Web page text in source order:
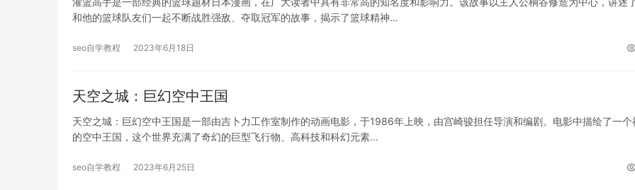
和他的篮球队友们一起不断战胜强敌、夺取冠军的故事，揭示了篮球精神…
seo自学教程 2023年6月18日
天空之城：巨幻空中王国
天空之城：巨幻空中王国是一部由吉卜力工作室制作的动画电影，于1986年上映，由宫崎骏担任导演和编剧。电影中描绘了一个
的空中王国，这个世界充满了奇幻的巨型飞行物、高科技和科幻元素…
seo自学教程 2023年6月25日